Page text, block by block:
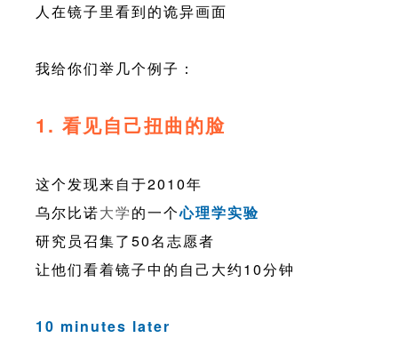
人在镜子里看到的诡异画面
我给你们举几个例子：
1. 看见自己扭曲的脸
这个发现来自于2010年
乌尔比诺大学的一个心理学实验
研究员召集了50名志愿者
让他们看着镜子中的自己大约10分钟
10 minutes later